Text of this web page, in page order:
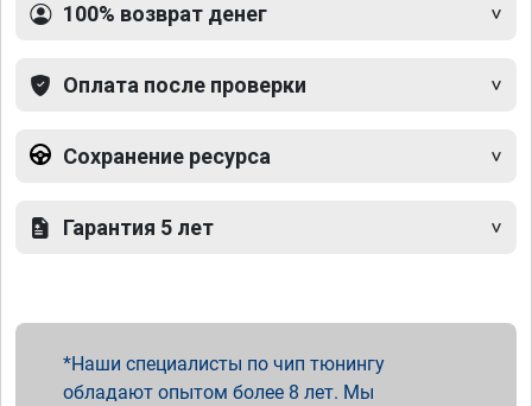
100% возврат денег
Оплата после проверки
Сохранение ресурса
Гарантия 5 лет
Наши специалисты по чип тюнингу
обладают опытом более 8 лет. Мы